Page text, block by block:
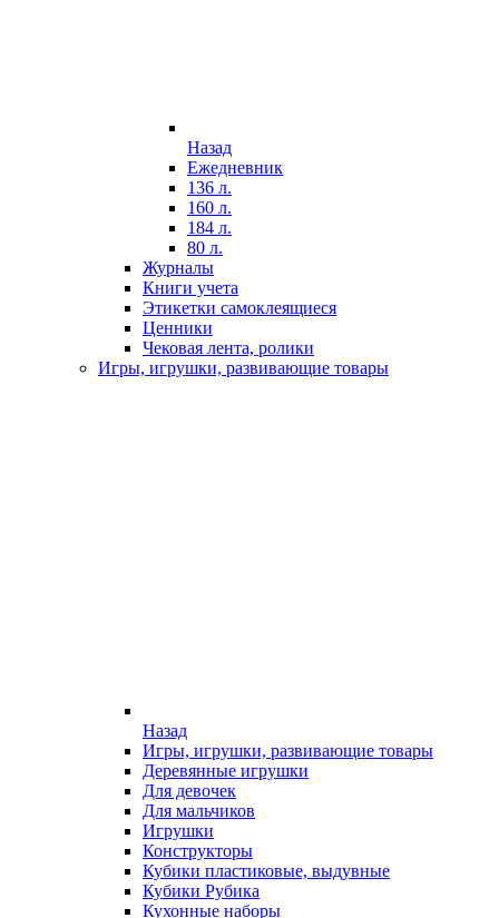
Назад
Ежедневник
136 л.
160 л.
184 л.
80 л.
Журналы
Книги учета
Этикетки самоклеящиеся
Ценники
Чековая лента, ролики
Игры, игрушки, развивающие товары
Назад
Игры, игрушки, развивающие товары
Деревянные игрушки
Для девочек
Для мальчиков
Игрушки
Конструкторы
Кубики пластиковые, выдувные
Кубики Рубика
Кухонные наборы